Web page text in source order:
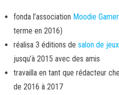
fonda l’association Moodie
terme en 2016)
réalisa 3 éditions de salon de
jusqu’à 2015 avec des amis
travailla en tant que rédacteur
de 2016 à 2017